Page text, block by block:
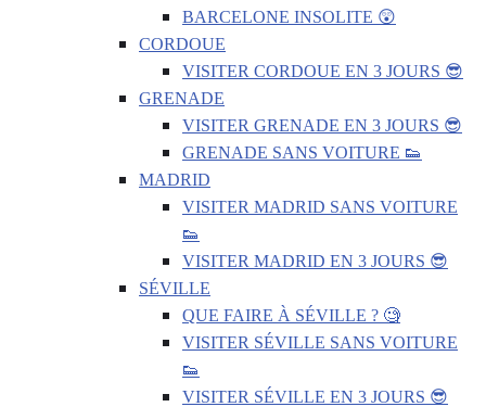
BARCELONE INSOLITE 😲
CORDOUE
VISITER CORDOUE EN 3 JOURS 😎
GRENADE
VISITER GRENADE EN 3 JOURS 😎
GRENADE SANS VOITURE 👟
MADRID
VISITER MADRID SANS VOITURE
👟
VISITER MADRID EN 3 JOURS 😎
SÉVILLE
QUE FAIRE À SÉVILLE ? 🧐
VISITER SÉVILLE SANS VOITURE
👟
VISITER SÉVILLE EN 3 JOURS 😎